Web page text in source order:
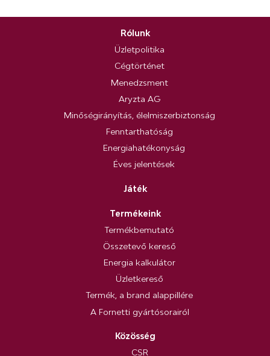
Rólunk
Üzletpolitika
Cégtörténet
Menedzsment
Aryzta AG
Minőségirányítás, élelmiszerbiztonság
Fenntarthatóság
Energiahatékonyság
Éves jelentések
Játék
Termékeink
Termékbemutató
Összetevő kereső
Energia kalkulátor
Üzletkereső
Termék, a brand alappillére
A Fornetti gyártósorairól
Közösség
CSR